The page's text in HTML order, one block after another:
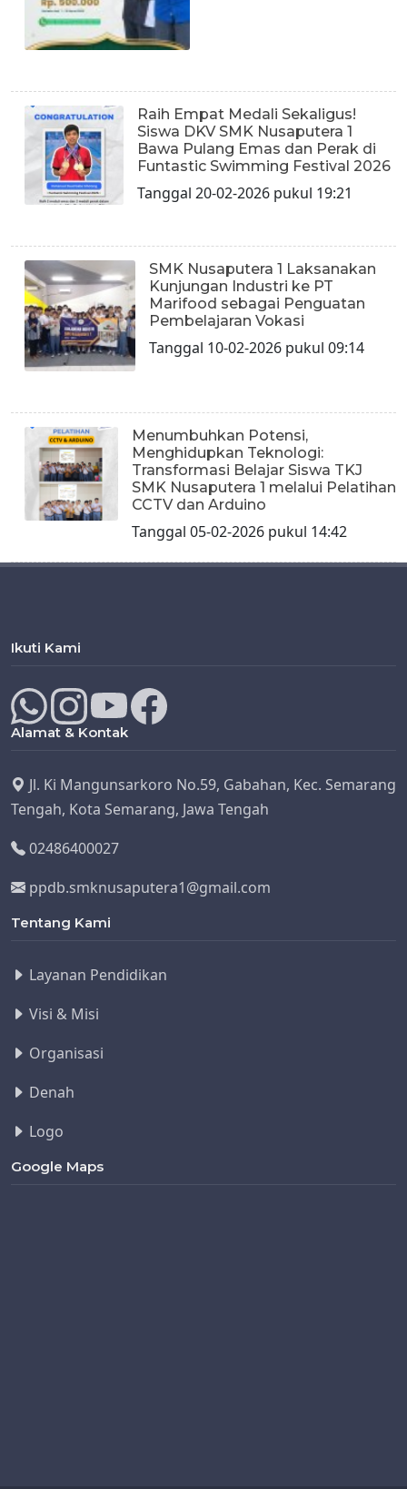
Raih Empat Medali Sekaligus!
Siswa DKV SMK Nusaputera 1
Bawa Pulang Emas dan Perak di
Funtastic Swimming Festival 2026
Tanggal 20-02-2026 pukul 19:21
SMK Nusaputera 1 Laksanakan
Kunjungan Industri ke PT
Marifood sebagai Penguatan
Pembelajaran Vokasi
Tanggal 10-02-2026 pukul 09:14
Menumbuhkan Potensi,
Menghidupkan Teknologi:
Transformasi Belajar Siswa TKJ
SMK Nusaputera 1 melalui Pelatihan
CCTV dan Arduino
Tanggal 05-02-2026 pukul 14:42
Ikuti Kami
Alamat & Kontak
Jl. Ki Mangunsarkoro No.59, Gabahan, Kec. Semarang
Tengah, Kota Semarang, Jawa Tengah
02486400027
ppdb.smknusaputera1@gmail.com
Tentang Kami
Layanan Pendidikan
Visi & Misi
Organisasi
Denah
Logo
Google Maps